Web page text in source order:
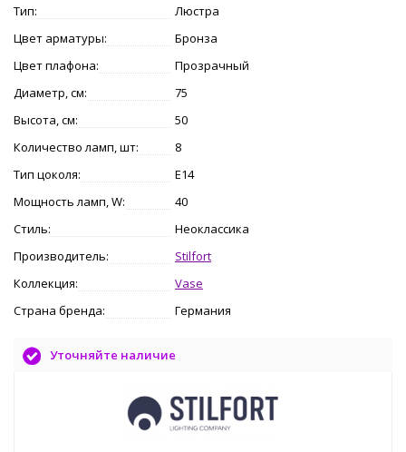
Тип:
Люстра
Цвет арматуры:
Бронза
Цвет плафона:
Прозрачный
Диаметр, см:
75
Высота, см:
50
Количество ламп, шт:
8
Тип цоколя:
E14
Мощность ламп, W:
40
Стиль:
Неоклассика
Производитель:
Stilfort
Коллекция:
Vase
Страна бренда:
Германия
Уточняйте наличие